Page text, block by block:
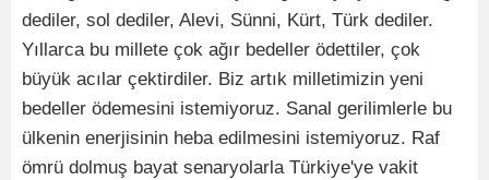
dediler, sol dediler, Alevi, Sünni, Kürt, Türk dediler.
Yıllarca bu millete çok ağır bedeller ödettiler, çok
büyük acılar çektirdiler. Biz artık milletimizin yeni
bedeller ödemesini istemiyoruz. Sanal gerilimlerle bu
ülkenin enerjisinin heba edilmesini istemiyoruz. Raf
ömrü dolmuş bayat senaryolarla Türkiye'ye vakit